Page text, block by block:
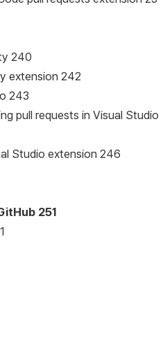
240
extension 242
243
pull requests in Visual Studio
Studio extension 246
251